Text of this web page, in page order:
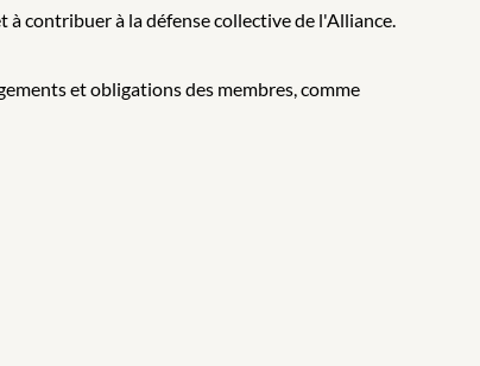
à contribuer à la défense collective de l'Alliance.
et obligations des membres, comme